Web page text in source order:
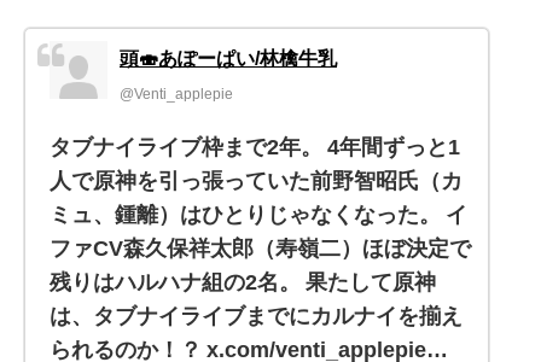
頭🍣あぽーぱい/林檎牛乳
@Venti_applepie
タブナイライブ枠まで2年。 4年間ずっと1
人で原神を引っ張っていた前野智昭氏（カ
ミュ、鍾離）はひとりじゃなくなった。 イ
ファCV森久保祥太郎（寿嶺二）ほぼ決定で
残りはハルハナ組の2名。 果たして原神
は、タブナイライブまでにカルナイを揃え
られるのか！？ x.com/venti_applepie…